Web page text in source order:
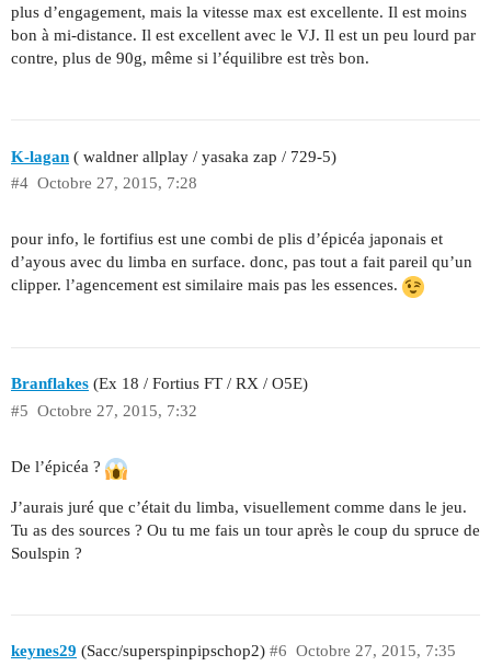
plus d’engagement, mais la vitesse max est excellente. Il est moins
bon à mi-distance. Il est excellent avec le VJ. Il est un peu lourd par
contre, plus de 90g, même si l’équilibre est très bon.
K-lagan ( waldner allplay / yasaka zap / 729-5)
Octobre 27, 2015, 7:28
#4
pour info, le fortifius est une combi de plis d’épicéa japonais et
d’ayous avec du limba en surface. donc, pas tout a fait pareil qu’un
clipper. l’agencement est similaire mais pas les essences.
Branflakes (Ex 18 / Fortius FT / RX / O5E)
Octobre 27, 2015, 7:32
#5
De l’épicéa ?
J’aurais juré que c’était du limba, visuellement comme dans le jeu.
Tu as des sources ? Ou tu me fais un tour après le coup du spruce de
Soulspin ?
keynes29 (Sacc/superspinpipschop2) Octobre 27, 2015, 7:35
#6